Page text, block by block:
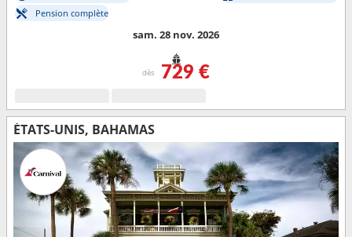
Pension complète
sam. 28 nov. 2026
dès 729 €
ÉTATS-UNIS, BAHAMAS